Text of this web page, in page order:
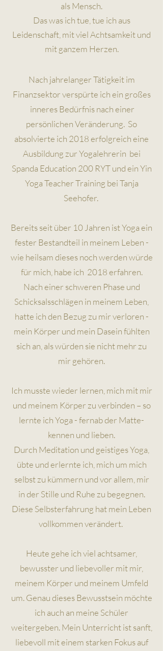
als Mensch.
Das was ich tue, tue ich aus
Leidenschaft, mit viel Achtsamkeit und
mit ganzem Herzen.
Nach jahrelanger Tätigkeit im
Finanzsektor verspürte ich ein großes
inneres Bedürfnis nach einer
persönlichen Veränderung. So
absolvierte ich 2018 erfolgreich eine
Ausbildung zur Yogalehrerin bei
Spanda Education 200 RYT und ein Yin
Yoga Teacher Training bei Tanja
Seehofer.
Bereits seit über 10 Jahren ist Yoga ein
fester Bestandteil in meinem Leben -
wie heilsam dieses noch werden würde
für mich, habe ich 2018 erfahren.
Nach einer schweren Phase und
Schicksalsschlägen in meinem Leben,
hatte ich den Bezug zu mir verloren -
mein Körper und mein Dasein fühlten
sich an, als würden sie nicht mehr zu
mir gehören.
Ich musste wieder lernen, mich mit mir
und meinem Körper zu verbinden – so
lernte ich Yoga - fernab der Matte-
kennen und lieben.
Durch Meditation und geistiges Yoga,
übte und erlernte ich, mich um mich
selbst zu kümmern und vor allem, mir
in der Stille und Ruhe zu begegnen.
Diese Selbsterfahrung hat mein Leben
vollkommen verändert.
Heute gehe ich viel achtsamer,
bewusster und liebevoller mit mir,
meinem Körper und meinem Umfeld
um. Genau dieses Bewusstsein möchte
ich auch an meine Schüler
weitergeben. Mein Unterricht ist sanft,
liebevoll mit einem starken Fokus auf